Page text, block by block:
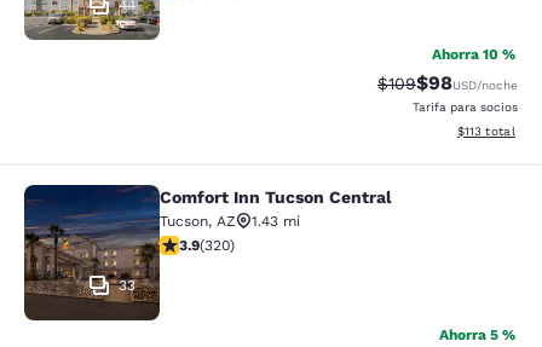
44
Ahorra 10 %
Precio tachado:
$109Precio con
$98USD/noche
Tarifa para socios
Ver detalles
$113 total
Comfort Inn Tucson Central
33
Comfort Inn Tucson Central
Tucson, AZ
1.43 mi
calificación de 3.86 estrellas. Bueno. 320 reseñas
3.9(320)
Ahorra 5 %